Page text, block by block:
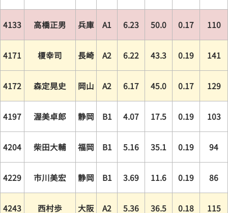
4133 高橋正男 兵庫 A1 6.23 50.0 0.17 110
4171 榎幸司 長崎 A2 6.22 43.3 0.19 141
4172 森定晃史 岡山 A2 6.17 45.0 0.17 129
4197 渥美卓郎 静岡 B1 4.07 17.5 0.19 103
4204 柴田大輔 福岡 B1 5.16 35.1 0.19 94
4229 市川美宏 静岡 B1 3.69 11.6 0.19 86
4243 西村歩 大阪 A2 5.36 36.5 0.18 115